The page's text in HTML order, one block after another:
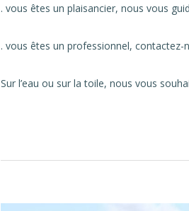
. vous êtes un plaisancier, nous vous
. vous êtes un professionnel,
Sur l’eau ou sur la toile, nous vous